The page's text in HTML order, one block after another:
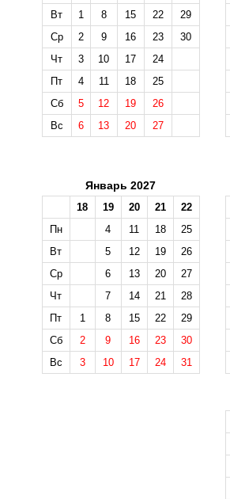
Вт
1 8 15 22
29
Ср
2 9 16 23
30
Чт
3 10 17
24
Пт
4 11 18
25
Сб
5 12 19
26
Вс
6 13 20 27
Январь 2027
18 19 20 21
22
Пн
4 11 18
25
Вт
5 12 19
26
Ср
6 13 20
27
Чт
7 14 21
28
Пт
1 8 15 22
29
Сб
2 9 16 23
30
Вс
3 10 17 24 31